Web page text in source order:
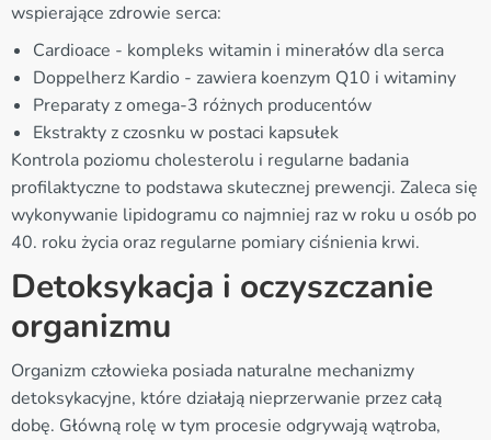
wspierające zdrowie serca:
Cardioace - kompleks witamin i minerałów dla serca
Doppelherz Kardio - zawiera koenzym Q10 i witaminy
Preparaty z omega-3 różnych producentów
Ekstrakty z czosnku w postaci kapsułek
Kontrola poziomu cholesterolu i regularne badania
profilaktyczne to podstawa skutecznej prewencji. Zaleca się
wykonywanie lipidogramu co najmniej raz w roku u osób po
40. roku życia oraz regularne pomiary ciśnienia krwi.
Detoksykacja i oczyszczanie
organizmu
Organizm człowieka posiada naturalne mechanizmy
detoksykacyjne, które działają nieprzerwanie przez całą
dobę. Główną rolę w tym procesie odgrywają wątroba,